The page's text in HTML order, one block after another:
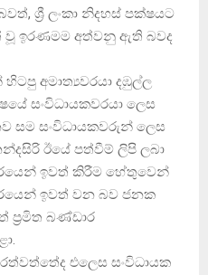
ශ්‍රී ලංකා නිදහස් පක්ෂයට
ඉරණමම අත්වනු ඇති බවද
අමාත්‍යවරයා දඹුල්ල
සංවිධායකවරයා ලෙස
සම සංවිධායකවරුන් ලෙස
ඊයේ පත්වීම් ලිපි ලබා
ඉවත් කිරීම හේතුවෙන්
ඉවත් වන බව ජනක
බණ්ඩාර
එලෙස සංවිධායක